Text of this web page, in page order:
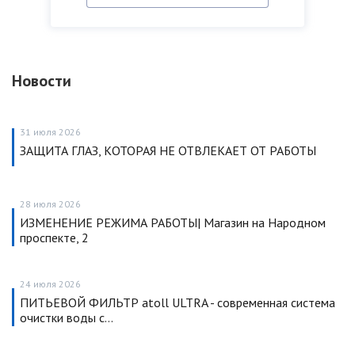
Новости
31 июля 2026
ЗАЩИТА ГЛАЗ, КОТОРАЯ НЕ ОТВЛЕКАЕТ ОТ РАБОТЫ
28 июля 2026
ИЗМЕНЕНИЕ РЕЖИМА РАБОТЫ| Магазин на Народном
проспекте, 2
24 июля 2026
ПИТЬЕВОЙ ФИЛЬТР atoll ULTRA - современная система
очистки воды с…